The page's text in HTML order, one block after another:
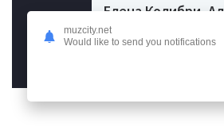
Елена Колибри,
Твои Крылья
Узбекские и казахские
muzcity.net
Would like to send you notifications